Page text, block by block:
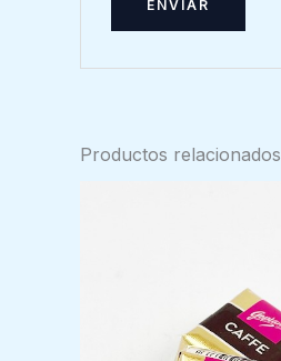
Productos relacionados